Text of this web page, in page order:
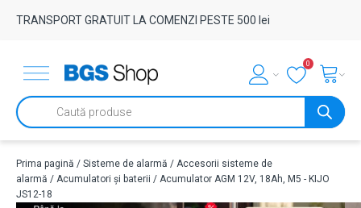
TRANSPORT GRATUIT LA COMENZI PESTE 500 lei
0
Products
search
Prima pagină / Sisteme de alarmă / Accesorii sisteme de
alarmă / Acumulatori și baterii / Acumulator AGM 12V, 18Ah, M5 - KIJO
JS12-18